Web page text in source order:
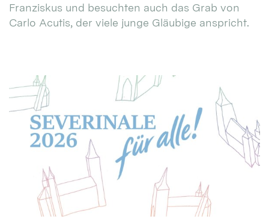
Franziskus und besuchten auch das Grab von
Carlo Acutis, der viele junge Gläubige anspricht.